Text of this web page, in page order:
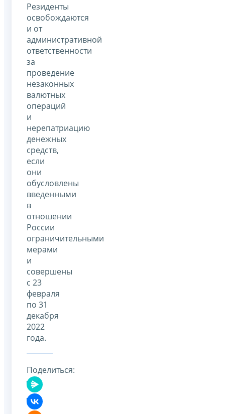
Резиденты
освобождаются
и от
административной
ответственности
за
проведение
незаконных
валютных
операций
и
нерепатриацию
денежных
средств,
если
они
обусловлены
введенными
в
отношении
России
ограничительными
мерами
и
совершены
с 23
февраля
по 31
декабря
2022
года.
Поделиться: